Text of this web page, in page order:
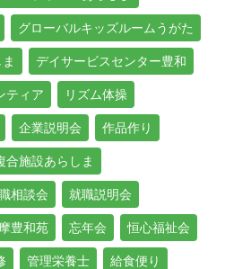
グローバルキッズルームうがた
デイサービスセンター豊和
ティア リズム体操
企業説明会 作品作り
合施設あらしま
相談会 就職説明会
豊和苑 忘年会 恒心福祉会
管理栄養士 給食便り